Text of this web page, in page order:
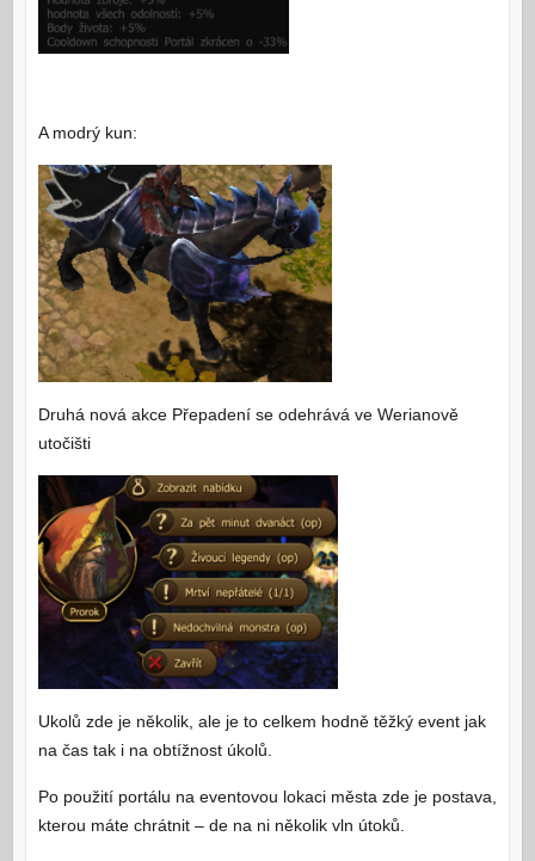
A modrý kun:
Druhá nová akce Přepadení se odehrává ve Werianově
utočišti
Ukolů zde je několik, ale je to celkem hodně těžký event jak
na čas tak i na obtížnost úkolů.
Po použití portálu na eventovou lokaci města zde je postava,
kterou máte chrátnit – de na ni několik vln útoků.